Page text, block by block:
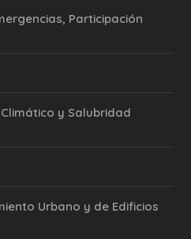
Participación
y Salubridad
Urbano y de Edificios